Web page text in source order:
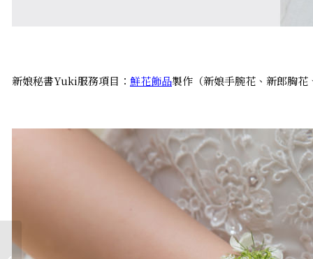
新娘秘書Yuki服務項目： 鮮花飾品製作（新娘手腕花、新郎胸花